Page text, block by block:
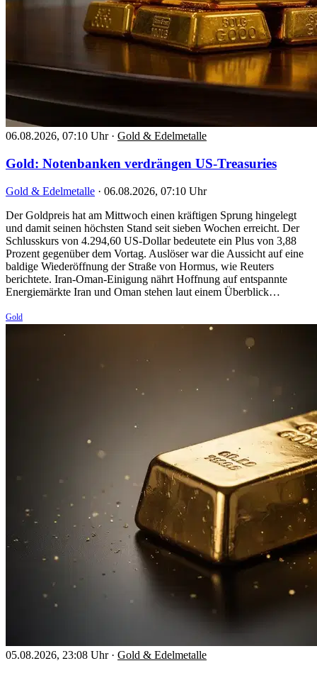
06.08.2026, 07:10 Uhr · Gold & Edelmetalle
Gold: Notenbanken verdrängen US-Treasuries
Gold & Edelmetalle · 06.08.2026, 07:10 Uhr
Der Goldpreis hat am Mittwoch einen kräftigen Sprung hingelegt
und damit seinen höchsten Stand seit sieben Wochen erreicht. Der
Schlusskurs von 4.294,60 US-Dollar bedeutete ein Plus von 3,88
Prozent gegenüber dem Vortag. Auslöser war die Aussicht auf eine
baldige Wiederöffnung der Straße von Hormus, wie Reuters
berichtete. Iran-Oman-Einigung nährt Hoffnung auf entspannte
Energiemärkte Iran und Oman stehen laut einem Überblick…
Gold
05.08.2026, 23:08 Uhr · Gold & Edelmetalle